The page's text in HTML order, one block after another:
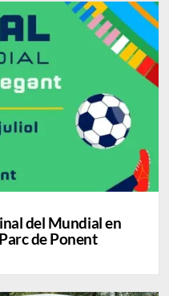
del Mundial en
de Ponent